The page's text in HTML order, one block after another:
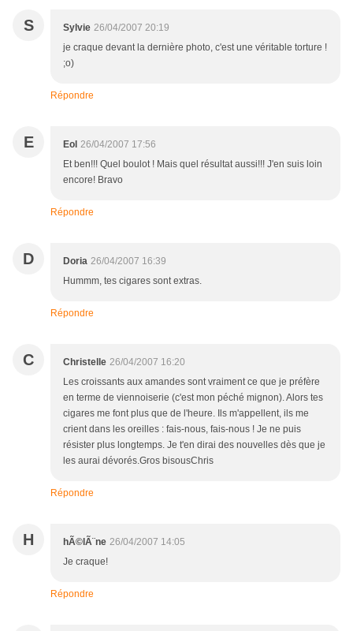
S Sylvie 26/04/2007 20:19
je craque devant la dernière photo, c'est une véritable torture !
;o)
Répondre
E Eol 26/04/2007 17:56
Et ben!!! Quel boulot ! Mais quel résultat aussi!!! J'en suis loin
encore! Bravo
Répondre
D Doria 26/04/2007 16:39
Hummm, tes cigares sont extras.
Répondre
C Christelle 26/04/2007 16:20
Les croissants aux amandes sont vraiment ce que je préfère
en terme de viennoiserie (c'est mon péché mignon). Alors tes
cigares me font plus que de l'heure. Ils m'appellent, ils me
crient dans les oreilles : fais-nous, fais-nous ! Je ne puis
résister plus longtemps. Je t'en dirai des nouvelles dès que je
les aurai dévorés.Gros bisousChris
Répondre
H hÃ©lÃ¨ne 26/04/2007 14:05
Je craque!
Répondre